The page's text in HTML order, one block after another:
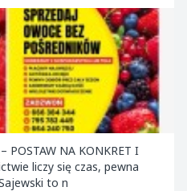
liczy się czas, pewna
to n